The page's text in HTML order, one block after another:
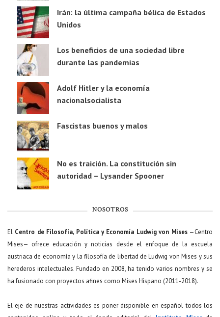
Irán: la última campaña bélica de Estados
Unidos
Los beneficios de una sociedad libre
durante las pandemias
Adolf Hitler y la economía
nacionalsocialista
Fascistas buenos y malos
No es traición. La constitución sin
autoridad – Lysander Spooner
NOSOTROS
El Centro de Filosofía, Política y Economía Ludwig von Mises—Centro
Mises— ofrece educación y noticias desde el enfoque de la escuela
austriaca de economía y la filosofía de libertad de Ludwig von Mises y sus
herederos intelectuales. Fundado en 2008, ha tenido varios nombres y se
ha fusionado con proyectos afines como Mises Hispano (2011-2018).
El eje de nuestras actividades es poner disponible en español todos los